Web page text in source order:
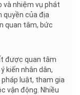
và nhiệm vụ phát
quyền của địa
quan tâm, bức
được quan tâm
kiến nhân dân,
luật, tham gia
vận động. Nhiều